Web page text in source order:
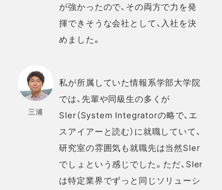
が強かったので、その両方で力を発
揮できそうな会社として、入社を決
めました。
三浦
私が所属していた情報系学部大学院
では、先輩や同級生の多くが
SIer（System Integratorの略で、エ
スアイアーと読む）に就職していて、
研究室の雰囲気も就職先は当然SIer
でしょという感じでした。ただ、SIer
は特定業界でずっと同じソリューシ